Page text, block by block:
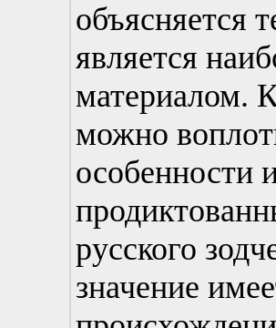
объясняется
является
материалом.
можно
особенности
русского
значение